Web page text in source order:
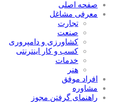
صفحه اصلی
معرفی مشاغل
تجارت
صنعت
كشاورزی و دامپروری
كسب و كار اينترنتی
خدمات
هنر
افراد موفق
مشاوره
راهنمای گرفتن مجوز